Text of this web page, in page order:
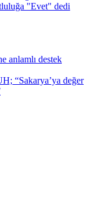
"Evet" dedi
anlamlı destek
“Sakarya’ya değer